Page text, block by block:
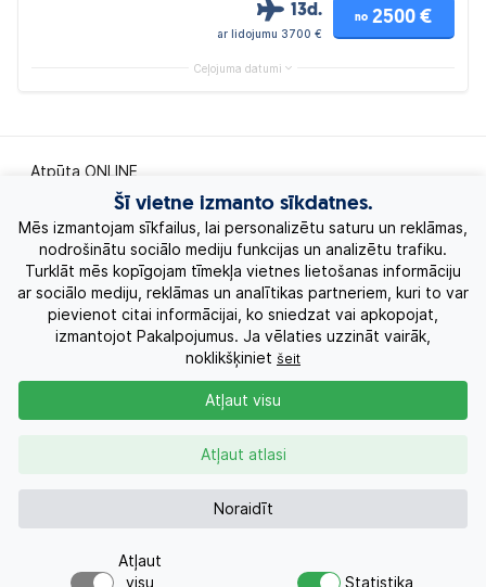
13d.
ar lidojumu 3700 €
no 2500 €
Ceļojuma datumi
Atpūta ONLINE
Ekskursiju ceļojumi
Eksotiskie ceļojumi
Labākie piedāvājumi
Kruīzi
Kontakti
+371 26955551
Šī vietne izmanto sīkdatnes.
Mēs izmantojam sīkfailus, lai personalizētu saturu un reklāmas,
nodrošinātu sociālo mediju funkcijas un analizētu trafiku.
Turklāt mēs kopīgojam tīmekļa vietnes lietošanas informāciju
ar sociālo mediju, reklāmas un analītikas partneriem, kuri to var
pievienot citai informācijai, ko sniedzat vai apkopojat,
izmantojot Pakalpojumus. Ja vēlaties uzzināt vairāk,
noklikšķiniet šeit
Noraidīt
Atļaut atlasi
Atļaut visu
Atļaut
visu
Statistika